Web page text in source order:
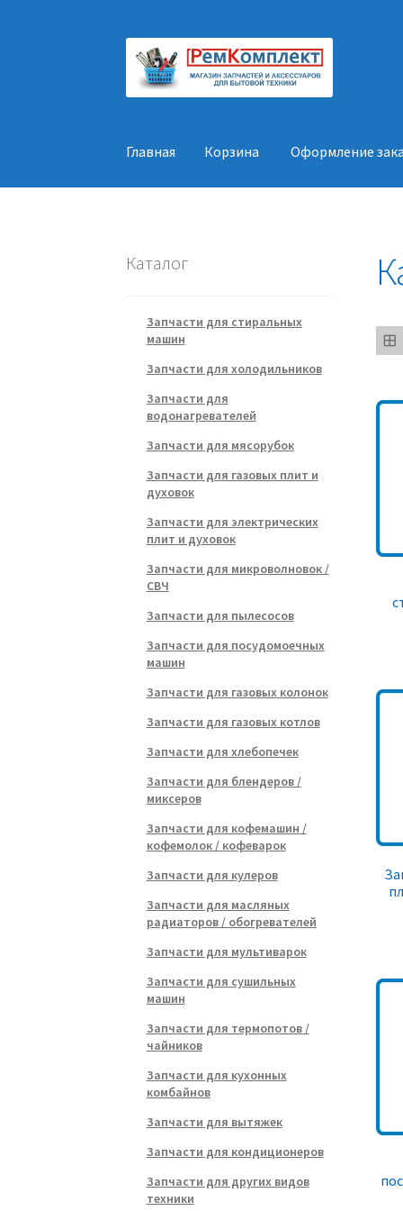
Перейти
навигации
Перейти
содержимому
Главная Корзина Оформление
Каталог
Запчасти для стиральных
машин
Запчасти для холодильников
Запчасти для
водонагревателей
Запчасти для мясорубок
Запчасти для газовых плит и
духовок
Запчасти для электрических
плит и духовок
Запчасти для микроволновок /
СВЧ
Запчасти для пылесосов
Запчасти для посудомоечных
машин
Запчасти для газовых колонок
Запчасти для газовых котлов
Запчасти для хлебопечек
Запчасти для блендеров /
миксеров
Запчасти для кофемашин /
кофемолок / кофеварок
Запчасти для кулеров
Запчасти для масляных
радиаторов / обогревателей
Запчасти для мультиварок
Запчасти для сушильных
машин
Запчасти для термопотов /
чайников
Запчасти для кухонных
комбайнов
Запчасти для вытяжек
Запчасти для кондиционеров
Запчасти для других видов
техники